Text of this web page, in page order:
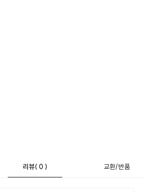
리뷰( 0 ) 교환/반품